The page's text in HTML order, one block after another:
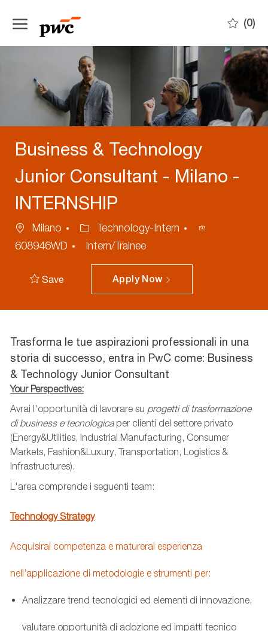
(0)
Business & Technology
Junior Consultant - Milano -
INTERNSHIP
Location
Milano Category
Technology-Intern
Process
608946WD Intern/Trainee
Save Apply Now
Trasforma le tue aspirazioni professionali in una
storia di successo, entra in PwC come: Business
& Technology Junior Consultant
Your Perspectives:
Avrai l'opportunità di lavorare su progetti di trasformazione
di business e tecnologicaper clienti del settore privato
(Energy&Utilities, Industrial Manufacturing, Consumer
Markets, Fashion&Luxury, Transportation, Logistics &
Infrastructures).
L'area comprende i seguenti team:
Technology Strategy
Acquisirai competenza e maturerai esperienza
nell’applicazione di metodologie e strumenti per:
Analizzare trend tecnologici ed elementi di innovazione,
valutare opportunità di adozione ed impatti tecnico